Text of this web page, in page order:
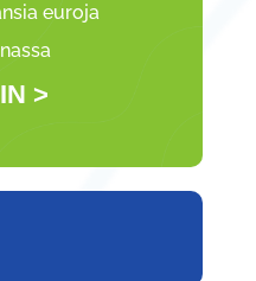
euroja
>